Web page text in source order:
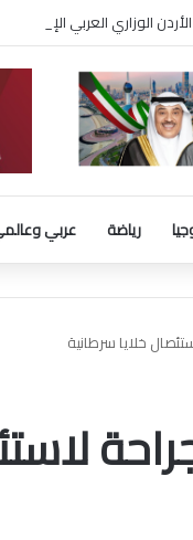
الأردن الوزاري العربي
رياضة عربي
خلايا سرطانية